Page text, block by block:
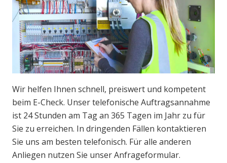
Wir helfen Ihnen schnell, preiswert und kompetent
beim E-Check. Unser telefonische Auftragsannahme
ist 24 Stunden am Tag an 365 Tagen im Jahr zu für
Sie zu erreichen. In dringenden Fällen kontaktieren
Sie uns am besten telefonisch. Für alle anderen
Anliegen nutzen Sie unser Anfrageformular.